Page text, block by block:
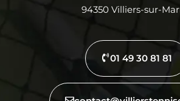
94350 Villiers-sur-
01 49 30 81 81